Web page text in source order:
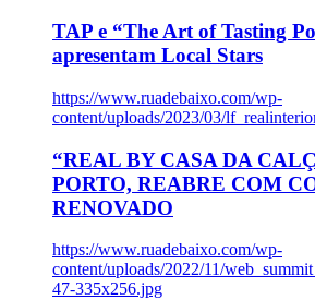
TAP e “The Art of Tasting
apresentam Local Stars
https://www.ruadebaixo.com/wp-
content/uploads/2023/03/
“REAL BY CASA DA
PORTO, REABRE COM
RENOVADO
https://www.ruadebaixo.com/wp-
content/uploads/2022/11/
47-335x256.jpg